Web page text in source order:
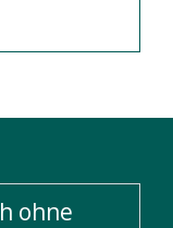
ohne